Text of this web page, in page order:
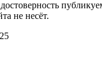
достоверность
не несёт.